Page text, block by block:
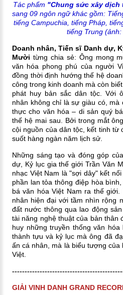
Tác phẩm "Chung sức xây dịch
sang 09 ngôn ngữ khác gồm:
tiếng Campuchia, tiếng Pháp,
tiếng Trung (ảnh:
Doanh nhân, Tiến sĩ Danh dự,
Mười từng chia sẻ: Ông mong
văn hóa phong phú của người
đồng thời định hướng thế hệ
công trong kinh doanh mà còn
phát huy bản sắc dân tộc. Với
nhân không chỉ là sự giàu có,
thực cho văn hóa – di sản quý
thế hệ mai sau. Bởi trong mắt
cội nguồn của dân tộc, kết tinh
suốt hàng ngàn năm lịch sử.
Những sáng tạo và đóng góp
dự, Kỷ lục gia thế giới Trần Văn
nhạc Việt Nam là "sợi dây" kết
phần lan tỏa thông điệp hòa
bá văn hóa Việt Nam ra thế
nhân hiện đại với tầm nhìn rộng
đất nước thông qua lao động
tài năng nghệ thuật của bản thân
huy những truyền thống văn
thành tựu và kỷ lục mà ông đã
ấn cá nhân, mà là biểu tượng của
Việt.
GIẢI VINH DANH GRAND